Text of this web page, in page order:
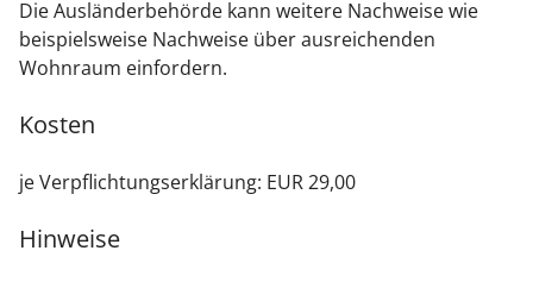
Die Ausländerbehörde kann weitere Nachweise wie
beispielsweise Nachweise über ausreichenden
Wohnraum einfordern.
Kosten
je Verpflichtungserklärung: EUR 29,00
Hinweise